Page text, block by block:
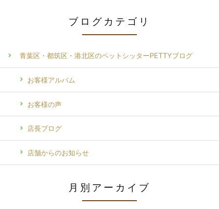
ブログカテゴリ
青葉区・都筑区・港北区のペットシッターPETTYブログ
お客様アルバム
お客様の声
店長ブログ
店舗からのお知らせ
月別アーカイブ